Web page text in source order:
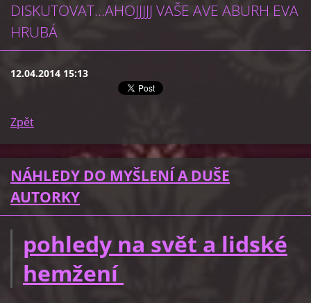
DISKUTOVAT...AHOJJJJJ VAŠE AVE ABURH EVA
HRUBÁ
12.04.2014 15:13
Zpět
NÁHLEDY DO MYŠLENÍ A DUŠE
AUTORKY
pohledy na svět a lidské
hemžení